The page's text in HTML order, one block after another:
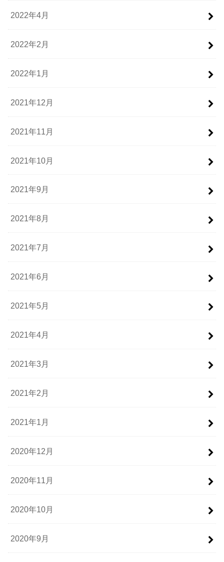
2022年4月
2022年2月
2022年1月
2021年12月
2021年11月
2021年10月
2021年9月
2021年8月
2021年7月
2021年6月
2021年5月
2021年4月
2021年3月
2021年2月
2021年1月
2020年12月
2020年11月
2020年10月
2020年9月